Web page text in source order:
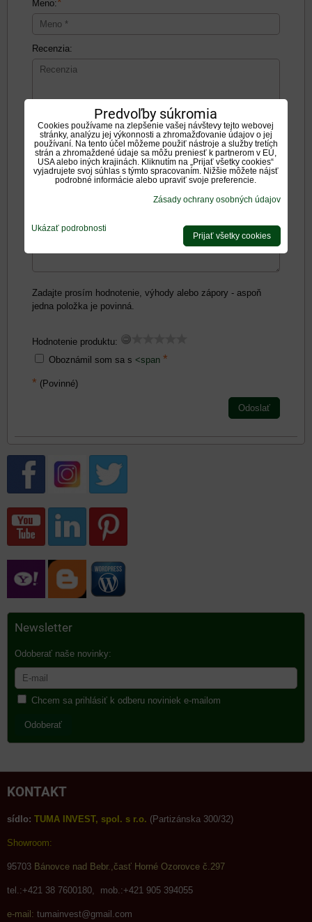
Meno:
Recenzia:
Pozitíva:
Zadajte prosím hodnotenie, výhody alebo zápory - aspoň
jedna položka je povinná.
Hodnotenie produktu:
Oboznámil som sa s <span *
* (Povinné)
Odoslať
Newsletter
Odoberať naše novinky:
Chcem sa prihlásiť k odberu noviniek e-mailom
Odoberať
KONTAKT
sídlo: TUMA INVEST, spol. s r.o. (Partizánska 300/32)
Showroom:
95703 Bánovce nad Bebr.,časť Horné Ozorovce č.297
tel.:+421 38 7600180, mob.:+421 905 394055
e-mail: tumainvest@gmail.com
Predvoľby súkromia
Cookies používame na zlepšenie vašej návštevy tejto webovej
stránky, analýzu jej výkonnosti a zhromažďovanie údajov o jej
používaní. Na tento účel môžeme použiť nástroje a služby tretích
strán a zhromaždené údaje sa môžu preniesť k partnerom v EÚ,
USA alebo iných krajinách. Kliknutím na „Prijať všetky cookies“
vyjadrujete svoj súhlas s týmto spracovaním. Nižšie môžete nájsť
podrobné informácie alebo upraviť svoje preferencie.
Zásady ochrany osobných údajov
Ukázať podrobnosti
Prijať všetky cookies